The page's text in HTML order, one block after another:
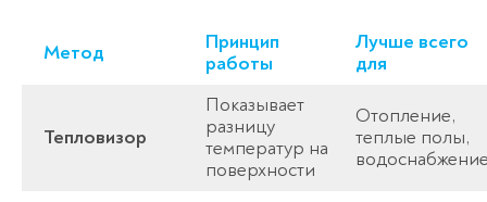
Метод
Принцип
работы
Лучше всего
для
Тепловизор
Показывает
разницу
температур на
поверхности
Отопление,
теплые полы,